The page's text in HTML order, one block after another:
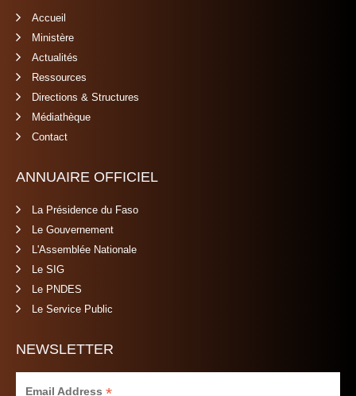
Accueil
Ministère
Actualités
Ressources
Directions & Structures
Médiathèque
Contact
ANNUAIRE OFFICIEL
La Présidence du Faso
Le Gouvernement
L'Assemblée Nationale
Le SIG
Le PNDES
Le Service Public
NEWSLETTER
Email Address